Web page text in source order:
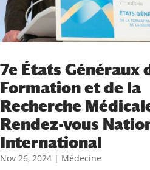
7e États Généraux
Formation et de la
Recherche
Rendez-vous
International
Nov 26, 2024 | Médecine